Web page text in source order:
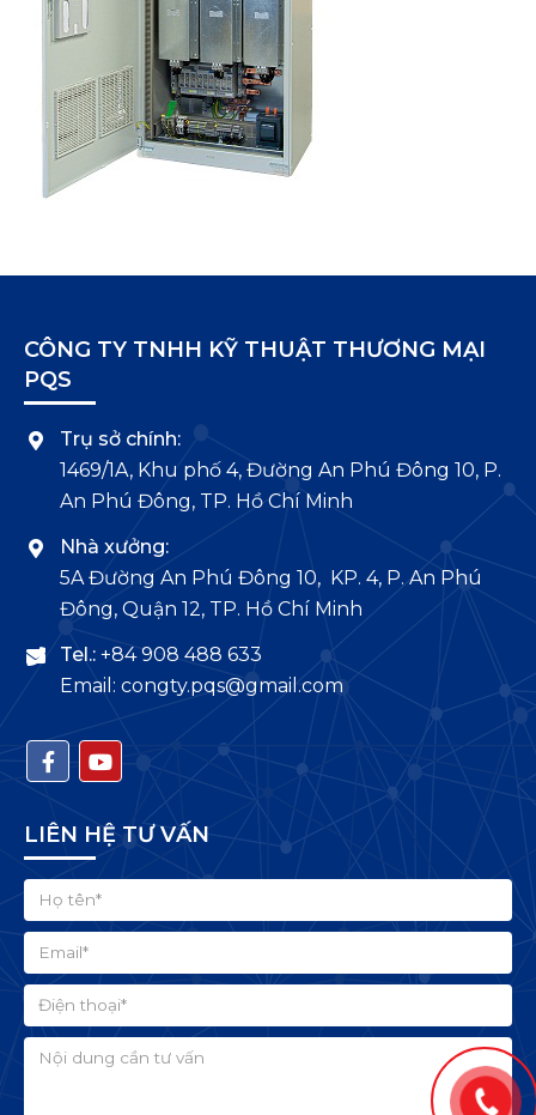
CÔNG TY TNHH KỸ THUẬT THƯƠNG MẠI
PQS
Trụ sở chính:
1469/1A, Khu phố 4, Đường An Phú Đông 10, P.
An Phú Đông, TP. Hồ Chí Minh
Nhà xưởng:
5A Đường An Phú Đông 10, KP. 4, P. An Phú
Đông, Quận 12, TP. Hồ Chí Minh
Tel.: +84 908 488 633
Email: congty.pqs@gmail.com
LIÊN HỆ TƯ VẤN